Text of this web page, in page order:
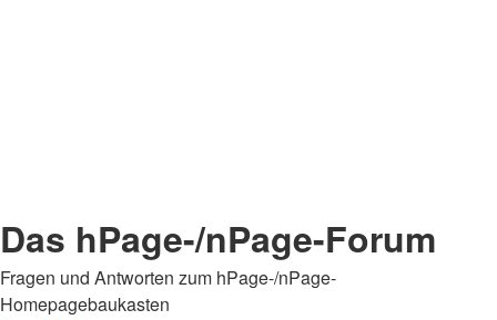
Das hPage-/nPage-Forum
Fragen und Antworten zum hPage-/nPage-
Homepagebaukasten